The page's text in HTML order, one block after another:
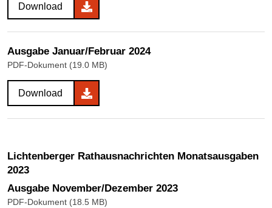
Download
Ausgabe Januar/Februar 2024
PDF-Dokument (19.0 MB)
Download
Lichtenberger Rathausnachrichten Monatsausgaben
2023
Ausgabe November/Dezember 2023
PDF-Dokument (18.5 MB)